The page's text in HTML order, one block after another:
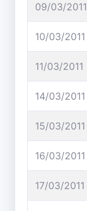
09/03/2011
10/03/2011
11/03/2011
14/03/2011
15/03/2011
16/03/2011
17/03/2011